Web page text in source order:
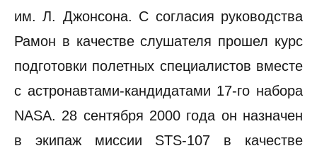
им. Л. Джонсона. С согласия руководства
Рамон в качестве слушателя прошел курс
подготовки полетных специалистов вместе
с астронавтами-кандидатами 17-го набора
NASA. 28 сентября 2000 года он назначен
в экипаж миссии STS-107 в качестве